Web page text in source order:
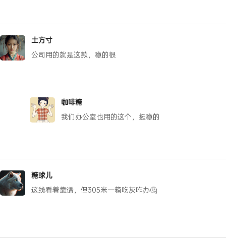
土方寸
公司用的就是这款，稳的很
咖啡糖
我们办公室也用的这个，挺稳的
糖球儿
这线看着靠谱，但305米一箱吃灰咋办🤔